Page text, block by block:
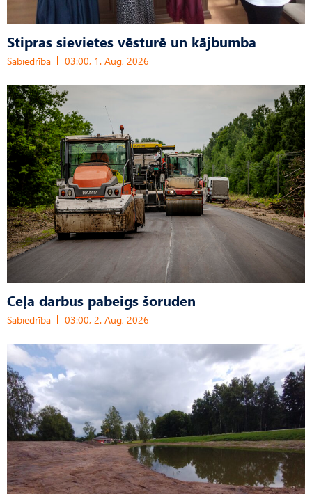
Stipras sievietes vēsturē un kājbumba
Sabiedrība 03:00, 1. Aug, 2026
Ceļa darbus pabeigs šoruden
Sabiedrība 03:00, 2. Aug, 2026